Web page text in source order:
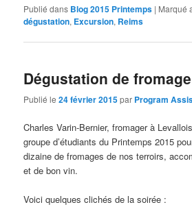
Publié dans Blog 2015 Printemps | Marqué
dégustation, Excursion, Reims
Dégustation de fromage
Publié le24 février 2015par Program
Charles Varin-Bernier, fromager à
groupe d’étudiants du Printemps 2015
dizaine de fromages de nos terroirs,
et de bon vin.
Voici quelques clichés de la soirée :